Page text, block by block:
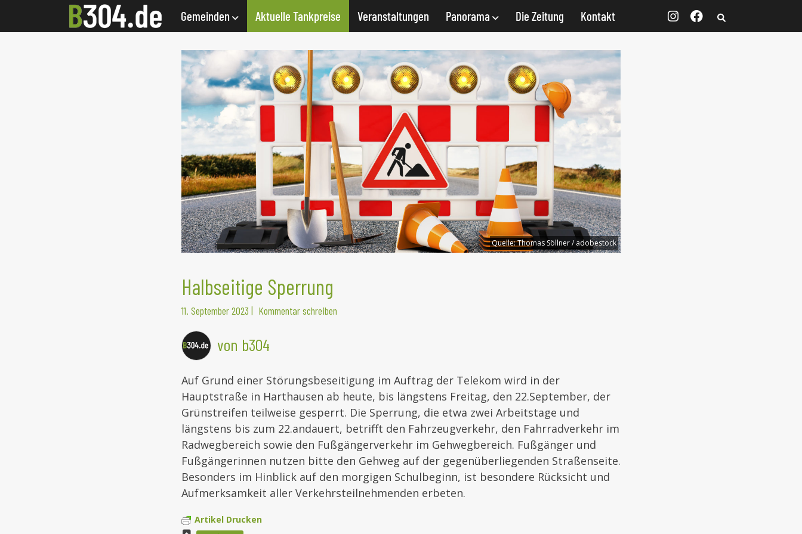
Gemeinden Aktuelle Tankpreise Veranstaltungen Panorama Die Zeitung Kontakt
Quelle:Thomas Söllner / adobestock
Halbseitige Sperrung
11. September 2023 | Kommentar schreiben
von b304
Auf Grund einer Störungsbeseitigung im Auftrag der Telekom wird in der
Hauptstraße in Harthausen ab heute, bis längstens Freitag, den 22.September, der
Grünstreifen teilweise gesperrt. Die Sperrung, die etwa zwei Arbeitstage und
längstens bis zum 22.andauert, betrifft den Fahrzeugverkehr, den Fahrradverkehr im
Radwegbereich sowie den Fußgängerverkehr im Gehwegbereich. Fußgänger und
Fußgängerinnen nutzen bitte den Gehweg auf der gegenüberliegenden Straßenseite.
Besonders im Hinblick auf den morgigen Schulbeginn, ist besondere Rücksicht und
Aufmerksamkeit aller Verkehrsteilnehmenden erbeten.
Artikel Drucken